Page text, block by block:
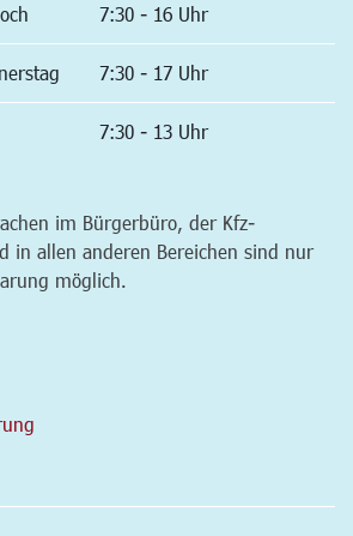
7:30 - 16 Uhr
7:30 - 17 Uhr
7:30 - 13 Uhr
im Bürgerbüro, der Kfz-
in allen anderen Bereichen sind nur
möglich.